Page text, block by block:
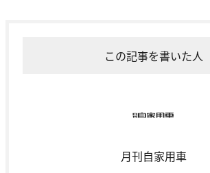
この記事を書いた人
月刊自家用車